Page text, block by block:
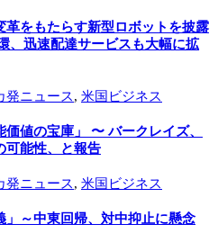
革をもたらす新型ロボットを披露
、迅速配達サービスも大幅に拡
発ニュース, 米国ビジネス
値の宝庫」 〜 バークレイズ、
可能性、と報告
発ニュース, 米国ビジネス
」～中東回帰、対中抑止に懸念